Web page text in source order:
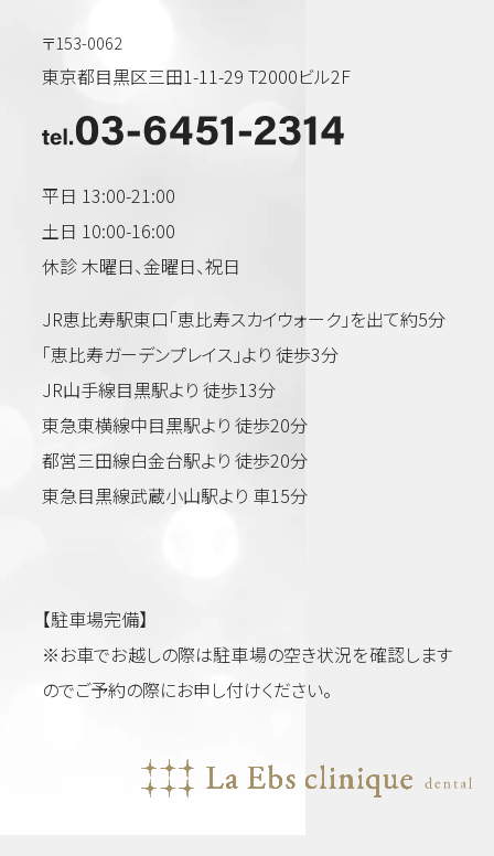
〒153-0062
東京都目黒区三田1-11-29 T2000ビル2F
平日 13:00-21:00
土日 10:00-16:00
休診 木曜日、金曜日、祝日
JR恵比寿駅東口「恵比寿スカイウォーク」を出て約5分
「恵比寿ガーデンプレイス」より 徒歩3分
JR山手線目黒駅より 徒歩13分
東急東横線中目黒駅より 徒歩20分
都営三田線白金台駅より 徒歩20分
東急目黒線武蔵小山駅より 車15分
【駐車場完備】
※お車でお越しの際は駐車場の空き状況を確認します
のでご予約の際にお申し付けください。